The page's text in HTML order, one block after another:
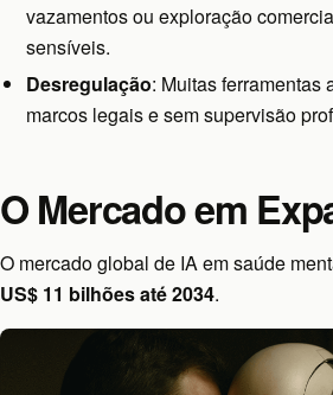
vazamentos ou exploração
sensíveis.
Desregulação: Muitas ferramentas
marcos legais e sem supervisão
O Mercado em
O mercado global de IA em saúde
US$ 11 bilhões até 2034.